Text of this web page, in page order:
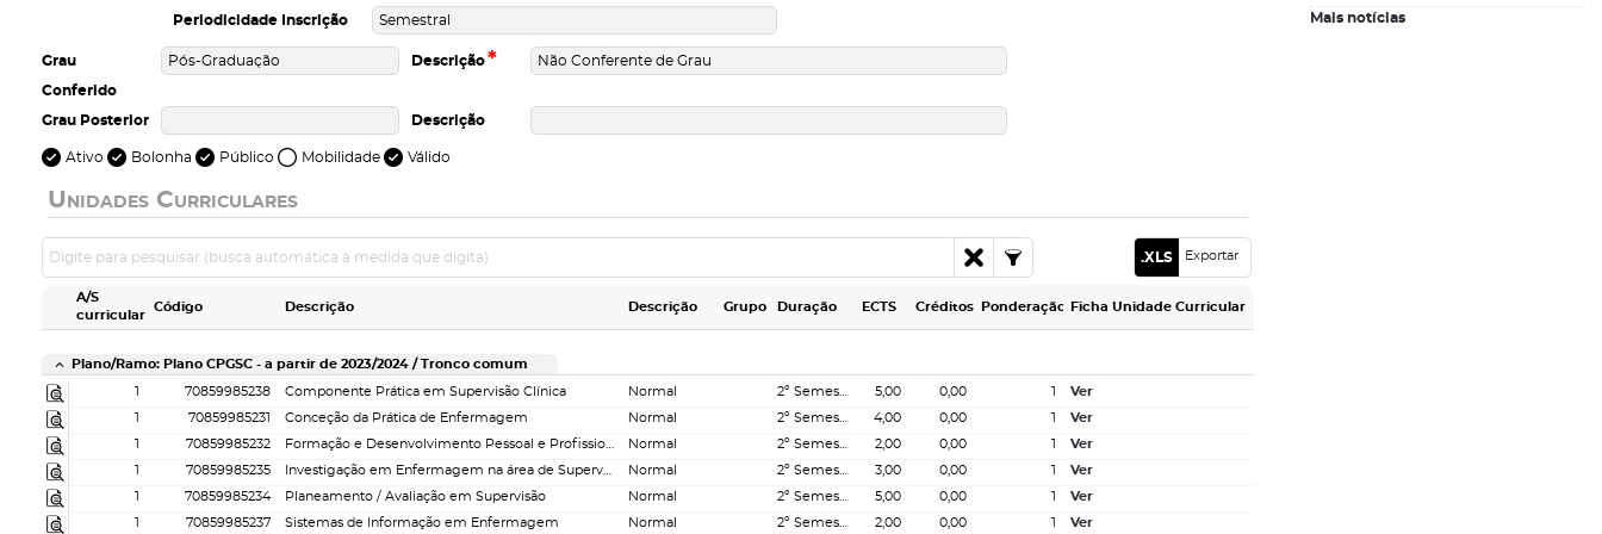
inscrições letivas, etc fora desses
Mais notícias
Periodicidade Inscrição
Grau
Conferido
Descrição*
Grau Posterior Descrição
Ativo Bolonha Público Mobilidade Válido
Unidades Curriculares
Exportar
A/S
curricular
Código Descrição Descrição Grupo Duração ECTS Créditos Ponderação Ficha Unidade Curricular
Plano/Ramo: Plano CPGSC - a partir de 2023/2024 / Tronco comum
1 70859985238 Componente Prática em Supervisão Clínica Normal 5,00 0,00 1
Ver
1
70859985231 Conceção da Prática de Enfermagem Normal 4,00 0,00 1
Ver
1
70859985232 Normal 2,00 0,00 1
Ver
1
70859985235 Normal 3,00 0,00 1
Ver
1
70859985234 Planeamento / Avaliação em Supervisão Normal 5,00 0,00 1
Ver
1
70859985237 Sistemas de Informação em Enfermagem Normal 2,00 0,00 1 Ver